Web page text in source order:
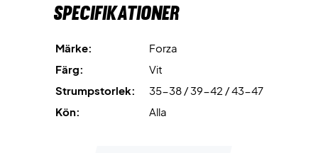
Specifikationer
Märke:
Forza
Färg:
Vit
Strumpstorlek:
35-38 / 39-42 / 43-47
Kön:
Alla